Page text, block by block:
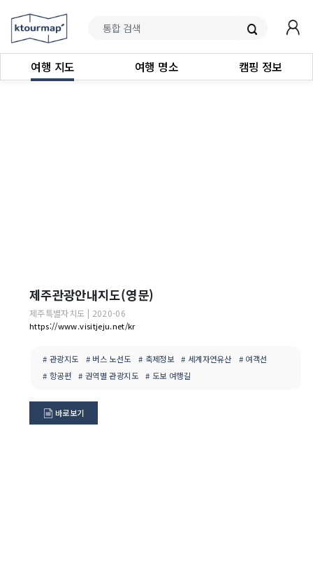
여행 지도 여행 명소 캠핑 정보
제주관광안내지도(영문)
제주특별자치도 | 2020-06
https://www.visitjeju.net/kr
# 관광지도 # 버스 노선도 # 축제정보 # 세계자연유산
# 여객선
# 항공편
# 권역별 관광지도 # 도보 여행길
바로보기